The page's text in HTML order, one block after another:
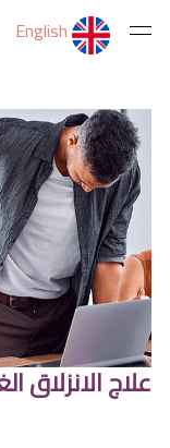
English
الرئيسية
عن الدكتور
الخدمات
ثقف نفسك
علاج الانزلاق